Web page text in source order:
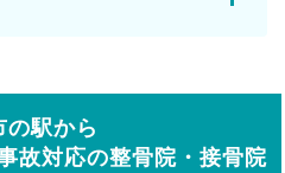
の駅から
故対応の整骨院・接骨院